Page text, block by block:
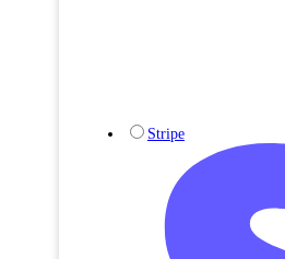
Stripe